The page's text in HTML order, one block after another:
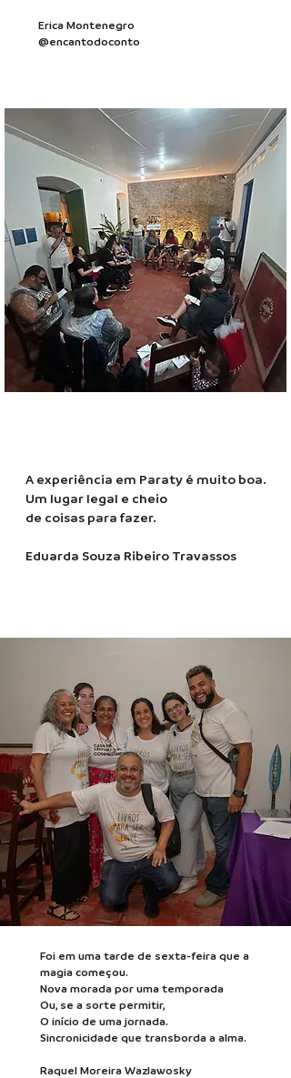
Erica Montenegro
@encantodoconto
RJ
A experiência em Paraty é muito boa.
Um lugar legal e cheio
de coisas para fazer.
Eduarda Souza Ribeiro Travassos
Foi em uma tarde de sexta-feira que a
magia começou.
Nova morada por uma temporada
Ou, se a sorte permitir,
O início de uma jornada.
Sincronicidade que transborda a alma.
Raquel Moreira Wazlawosky